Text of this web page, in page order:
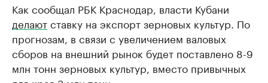
Как сообщал РБК Краснодар, власти Кубани
делаютставку на экспорт зерновых культур. По
прогнозам, в связи с увеличением валовых
сборов на внешний рынок будет поставлено 8-9
млн тонн зерновых культур, вместо привычных